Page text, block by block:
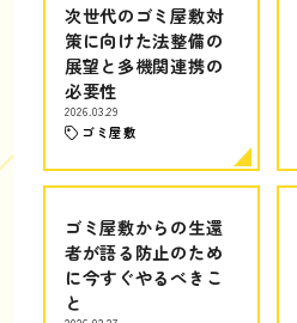
次世代のゴミ屋敷対
策に向けた法整備の
展望と多機関連携の
必要性
2026.03.29
ゴミ屋敷
ゴミ屋敷からの生還
者が語る防止のため
に今すぐやるべきこ
と